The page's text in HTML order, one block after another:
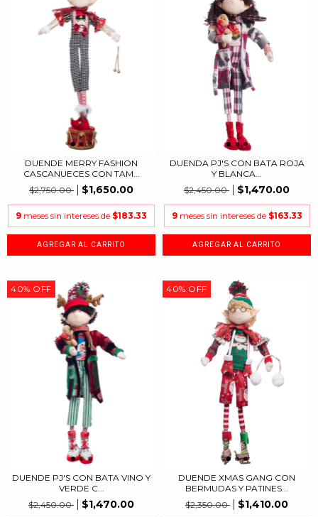
DUENDE MERRY FASHION
CASCANUECES CON TAM...
$2,750.00
$1,650.00
9 meses sin intereses de $183.33
DUENDA PJ'S CON BATA ROJA
Y BLANCA...
$2,450.00
$1,470.00
9 meses sin intereses de $163.33
40% OFF
DUENDE PJ'S CON BATA VINO Y
VERDE C...
$2,450.00
$1,470.00
40% OFF
DUENDE XMAS GANG CON
BERMUDAS Y PATINES...
$2,350.00
$1,410.00